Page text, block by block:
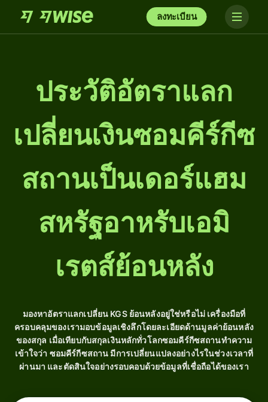
ลงทะเบียน
ประวัติอัตราแลก
เปลี่ยนเงินซอมคีร์กีซ
สถานเป็นเดอร์แฮม
สหรัฐอาหรับเอมิ
เรตส์ย้อนหลัง
มองหาอัตราแลกเปลี่ยน KGS ย้อนหลังอยู่ใช่หรือไม่ เครื่องมือที่
ครอบคลุมของเรามอบข้อมูลเชิงลึกโดยละเอียดด้านมูลค่าย้อนหลัง
ของสกุล เมื่อเทียบกับสกุลเงินหลักทั่วโลกซอมคีร์กีซสถานทำความ
เข้าใจว่า ซอมคีร์กีซสถาน มีการเปลี่ยนแปลงอย่างไรในช่วงเวลาที่
ผ่านมา และตัดสินใจอย่างรอบคอบด้วยข้อมูลที่เชื่อถือได้ของเรา